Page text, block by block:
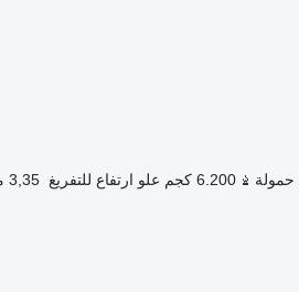
حمولة 6.200 كجم علو ارتفاع للتفريغ 3,35 متر